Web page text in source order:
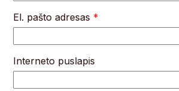
El. pašto adresas *
Interneto puslapis